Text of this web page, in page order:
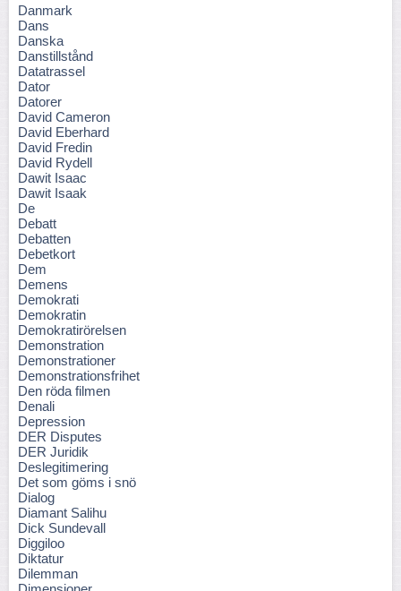
Danmark
Dans
Danska
Danstillstånd
Datatrassel
Dator
Datorer
David Cameron
David Eberhard
David Fredin
David Rydell
Dawit Isaac
Dawit Isaak
De
Debatt
Debatten
Debetkort
Dem
Demens
Demokrati
Demokratin
Demokratirörelsen
Demonstration
Demonstrationer
Demonstrationsfrihet
Den röda filmen
Denali
Depression
DER Disputes
DER Juridik
Deslegitimering
Det som göms i snö
Dialog
Diamant Salihu
Dick Sundevall
Diggiloo
Diktatur
Dilemman